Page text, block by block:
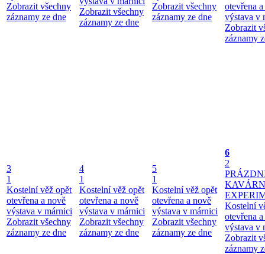
Zobrazit všechny
záznamy ze dne
Zobrazit všechny
záznamy ze dne
Zobrazit všechny
záznamy ze dne
otevřena
výstava v
Zobrazit
záznamy
3
1
Kostelní věž opět
otevřena a nově
výstava v márnici
Zobrazit všechny
záznamy ze dne
4
1
Kostelní věž opět
otevřena a nově
výstava v márnici
Zobrazit všechny
záznamy ze dne
5
1
Kostelní věž opět
otevřena a nově
výstava v márnici
Zobrazit všechny
záznamy ze dne
6
2
Kostelní
otevřena
výstava v
Zobrazit
záznamy